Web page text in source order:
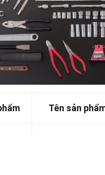
Tên sản